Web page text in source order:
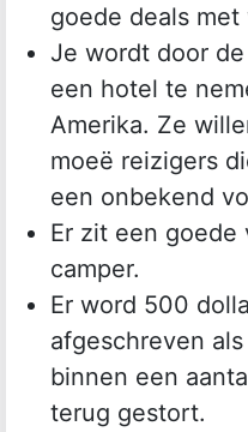
goede deals met
Je wordt door
een hotel te
Amerika. Ze
moeë reizigers
een onbekend
Er zit een goede
camper.
Er word 500
afgeschreven
binnen een
terug gestort.